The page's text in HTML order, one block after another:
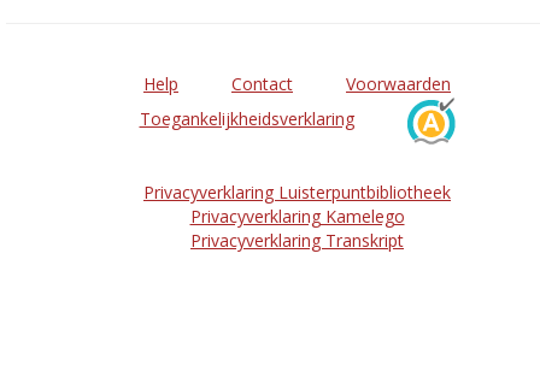
Help Contact
Voorwaarden
Toegankelijkheidsverklaring
Privacyverklaring Luisterpuntbibliotheek
Privacyverklaring Kamelego
Privacyverklaring Transkript